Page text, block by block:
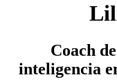
Coach
inteligencia